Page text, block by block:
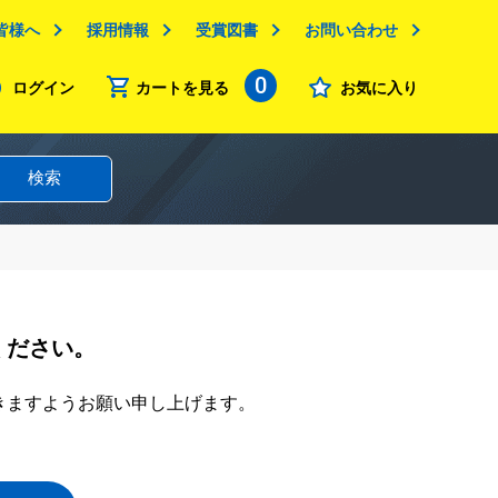
様へ 採用情報 受賞図書 お問い合わせ
ログイン カートを見る 0 お気に入り
検索
さい。
すようお願い申し上げます。